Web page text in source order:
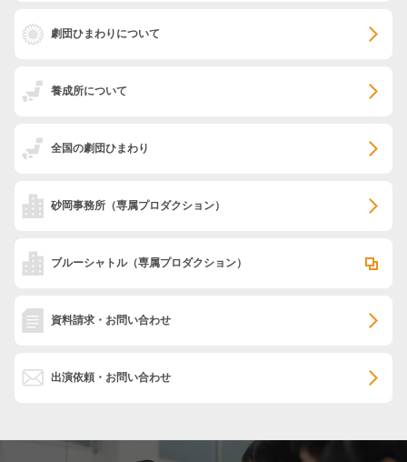
劇団ひまわりについて
養成所について
全国の劇団ひまわり
砂岡事務所 （専属プロダクション）
ブルーシャトル（専属プロダクション）
資料請求・お問い合わせ
出演依頼・お問い合わせ